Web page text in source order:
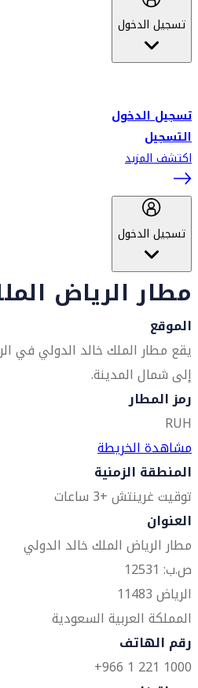
تسجيل الدخول
تسجيل الدخول
التسجيل
اكتشف المزيد
تسجيل الدخول
مطار الرياض
الموقع
إلى شمال المدينة.
رمز المطار
RUH
مشاهدة الخريطة
المنطقة الزمنية
توقيت غرينتش +3 ساعات
العنوان
مطار الرياض الملك خالد الدولي
ص.ب: 12531
الرياض 11483
المملكة العربية السعودية
رقم الهاتف
1000 221 1 966+